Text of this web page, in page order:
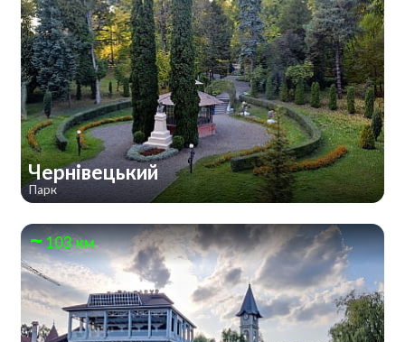
Чернівецький
Парк
103 км